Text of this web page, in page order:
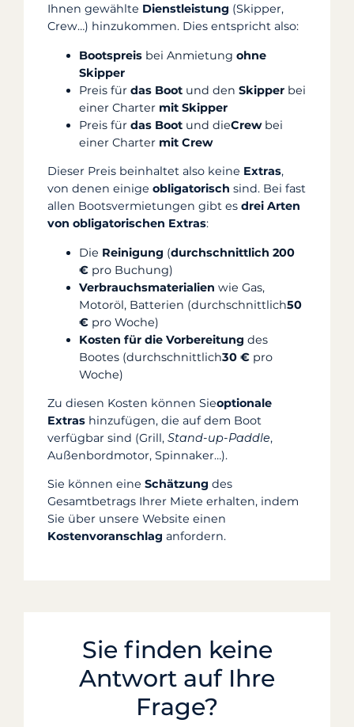
Ihnen gewählte Dienstleistung (Skipper,
Crew…) hinzukommen. Dies entspricht also:
Bootspreis bei Anmietung ohne
Skipper
Preis für das Boot und den Skipper bei
einer Charter mit Skipper
Preis für das Boot und dieCrewbei
einer Charter mit Crew
Dieser Preis beinhaltet also keine Extras,
von denen einige obligatorisch sind. Bei fast
allen Bootsvermietungen gibt es drei Arten
von obligatorischen Extras:
Die Reinigung (durchschnittlich 200
€ pro Buchung)
Verbrauchsmaterialien wie Gas,
Motoröl, Batterien (durchschnittlich50
€ pro Woche)
Kosten für die Vorbereitung des
Bootes (durchschnittlich30 € pro
Woche)
Zu diesen Kosten können Sieoptionale
Extras hinzufügen, die auf dem Boot
verfügbar sind (Grill, Stand-up-Paddle,
Außenbordmotor, Spinnaker…).
Sie können eine Schätzung des
Gesamtbetrags Ihrer Miete erhalten, indem
Sie über unsere Website einen
Kostenvoranschlag anfordern.
Sie finden keine
Antwort auf Ihre
Frage?